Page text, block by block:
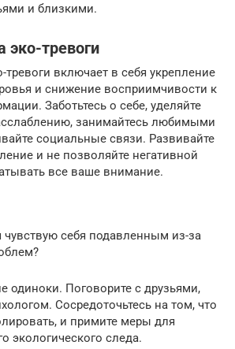
и близкими.
эко-тревоги
включает в себя укрепление
и снижение восприимчивости к
Заботьтесь о себе, уделяйте
занимайтесь любимыми
социальные связи. Развивайте
и не позволяйте негативной
все ваше внимание.
чувствую себя подавленным из-за
одиноки. Поговорите с друзьями,
Сосредоточьтесь на том, что
и примите меры для
экологического следа.